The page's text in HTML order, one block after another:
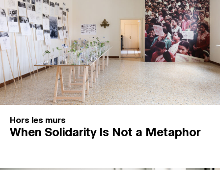
Hors les murs
When Solidarity Is Not a Metaphor